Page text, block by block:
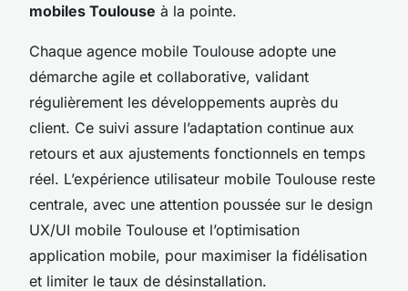
mobiles Toulouse à la pointe.
Chaque agence mobile Toulouse adopte une
démarche agile et collaborative, validant
régulièrement les développements auprès du
client. Ce suivi assure l’adaptation continue aux
retours et aux ajustements fonctionnels en temps
réel. L’expérience utilisateur mobile Toulouse reste
centrale, avec une attention poussée sur le design
UX/UI mobile Toulouse et l’optimisation
application mobile, pour maximiser la fidélisation
et limiter le taux de désinstallation.